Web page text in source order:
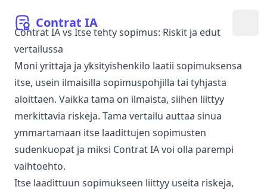
Contrat IA
Contrat IA vs Itse tehty sopimus: Riskit ja edut
vertailussa
Moni yrittaja ja yksityishenkilo laatii sopimuksensa
itse, usein ilmaisilla sopimuspohjilla tai tyhjasta
aloittaen. Vaikka tama on ilmaista, siihen liittyy
merkittavia riskeja. Tama vertailu auttaa sinua
ymmartamaan itse laadittujen sopimusten
sudenkuopat ja miksi Contrat IA voi olla parempi
vaihtoehto.
Itse laadittuun sopimukseen liittyy useita riskeja,